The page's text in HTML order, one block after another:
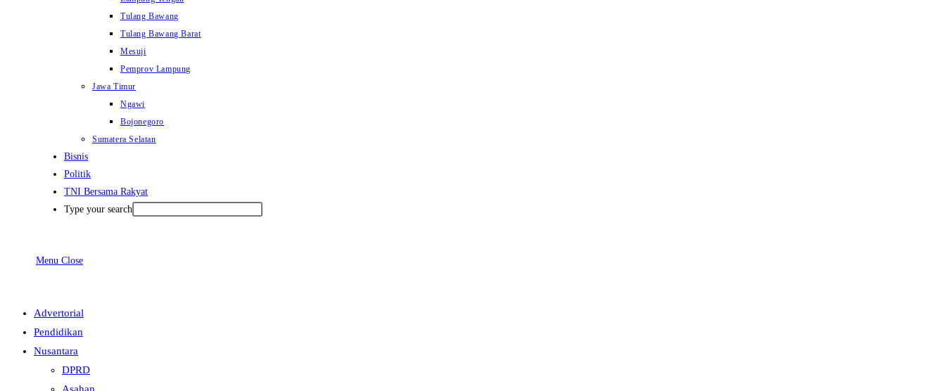
Tulang Bawang
Tulang Bawang Barat
Mesuji
Pemprov Lampung
Jawa Timur
Ngawi
Bojonegoro
Sumatera Selatan
Bisnis
Politik
TNI Bersama Rakyat
Type your search
Menu Close
Advertorial
Pendidikan
Nusantara
DPRD